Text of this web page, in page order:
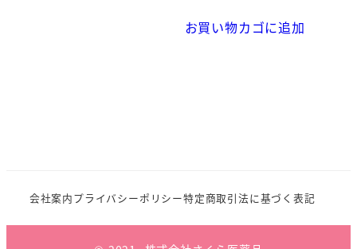
お買い物カゴに追加
会社案内プライバシーポリシー特定商取引法に基づく表記